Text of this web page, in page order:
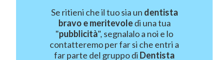
Se ritieni che il tuo sia un dentista
bravo e meritevoledi una tua
"pubblicità", segnalalo a noi e lo
contatteremo per far si che entri a
far parte del gruppo di Dentista